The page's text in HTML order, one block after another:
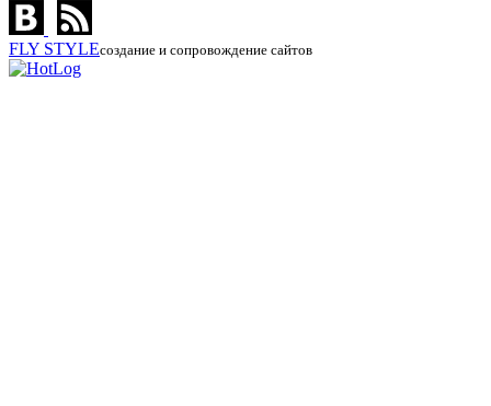
FLY STYLEсоздание и сопровождение сайтов